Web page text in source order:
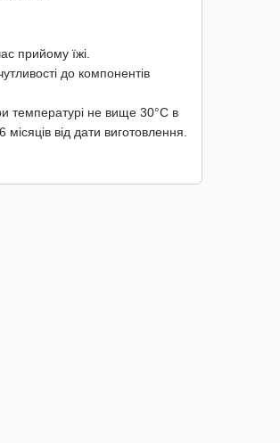
прийому їжі.
до компонентів
температурі не вище 30°С в
мiсяцiв від дати виготовлення.